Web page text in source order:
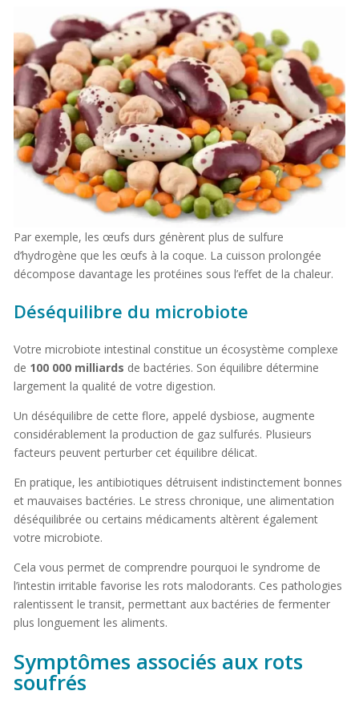
Par exemple, les œufs durs génèrent plus de sulfure
d’hydrogène que les œufs à la coque. La cuisson prolongée
décompose davantage les protéines sous l’effet de la chaleur.
Déséquilibre du microbiote
Votre microbiote intestinal constitue un écosystème complexe
de 100 000 milliards de bactéries. Son équilibre détermine
largement la qualité de votre digestion.
Un déséquilibre de cette flore, appelé dysbiose, augmente
considérablement la production de gaz sulfurés. Plusieurs
facteurs peuvent perturber cet équilibre délicat.
En pratique, les antibiotiques détruisent indistinctement bonnes
et mauvaises bactéries. Le stress chronique, une alimentation
déséquilibrée ou certains médicaments altèrent également
votre microbiote.
Cela vous permet de comprendre pourquoi le syndrome de
l’intestin irritable favorise les rots malodorants. Ces pathologies
ralentissent le transit, permettant aux bactéries de fermenter
plus longuement les aliments.
Symptômes associés aux rots
soufrés